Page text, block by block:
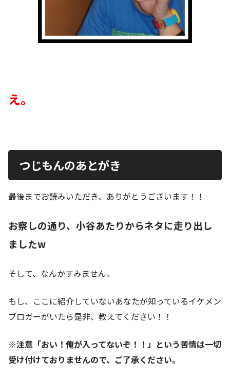
え。
つじもんのあとがき
最後までお読みいただき、ありがとうございます！！
お察しの通り、小谷あたりからネタに走り出し
ましたw
そして、なんかすみません。
もし、ここに紹介していないあなたが知っているイケメン
ブロガーがいたら是非、教えてください！！
※注意「おい！俺が入ってないぞ！！」という苦情は一切
受け付けておりませんので、ご了承ください。